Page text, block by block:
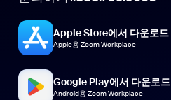
Apple Store에서 다운로드
Apple용 Zoom Workplace
Google Play에서 다운로드
Android용 Zoom Workplace